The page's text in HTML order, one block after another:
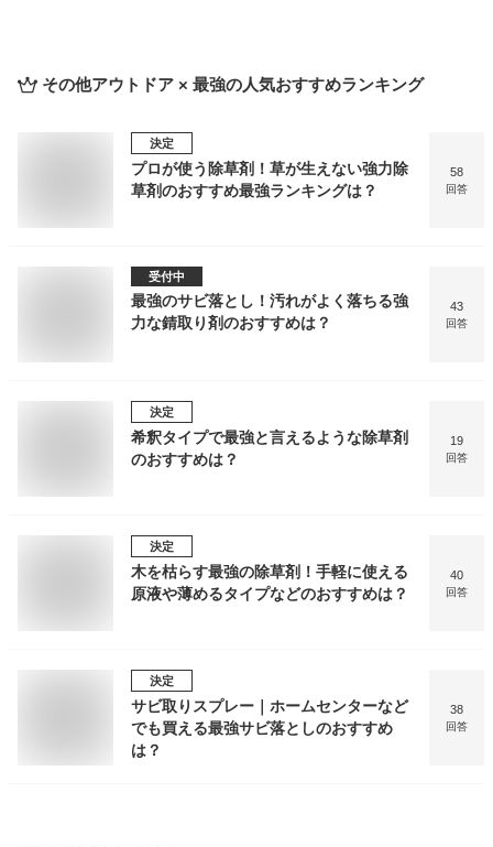
その他アウトドア × 最強の人気おすすめランキング
決定
プロが使う除草剤！草が生えない強力除
草剤のおすすめ最強ランキングは？
58
回答
受付中
最強のサビ落とし！汚れがよく落ちる強
力な錆取り剤のおすすめは？
43
回答
決定
希釈タイプで最強と言えるような除草剤
のおすすめは？
19
回答
決定
木を枯らす最強の除草剤！手軽に使える
原液や薄めるタイプなどのおすすめは？
40
回答
決定
サビ取りスプレー｜ホームセンターなど
でも買える最強サビ落としのおすすめ
は？
38
回答